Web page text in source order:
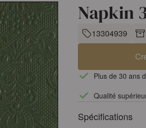
Napkin
13304939
Plus de 30 ans
Qualité
Spécifications